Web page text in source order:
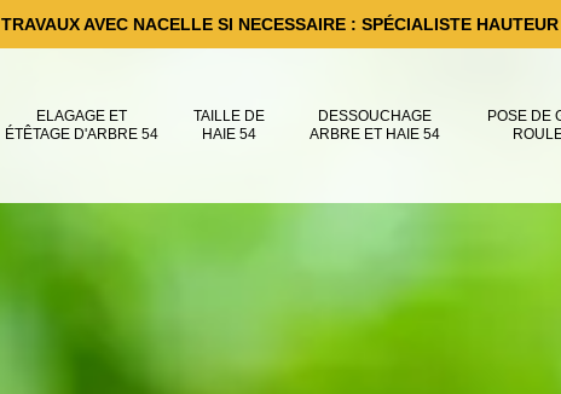
TRAVAUX AVEC NACELLE SI NECESSAIRE : SPÉCIALISTE HAUTEUR
ELAGAGE ET
ÉTÊTAGE D'ARBRE 54
TAILLE DE
HAIE 54
DESSOUCHAGE
ARBRE ET HAIE 54
POSE DE